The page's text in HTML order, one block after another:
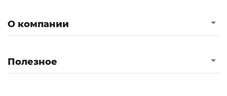
О компании
Полезное